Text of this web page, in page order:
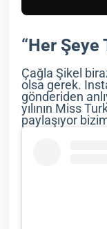
“Her Şeye
Çağla Şikel
olsa gerek.
gönderiden
yılının Miss
paylaşıyor